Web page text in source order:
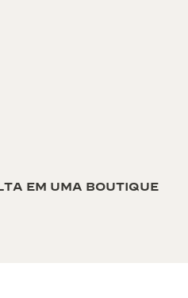
EM UMA BOUTIQUE